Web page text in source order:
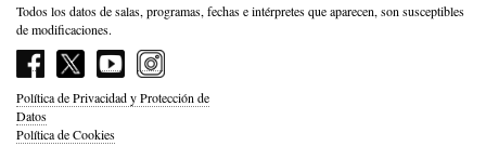
Todos los datos de salas, programas, fechas e intérpretes que aparecen, son susceptibles
de modificaciones.
Política de Privacidad y Protección de
Datos
Política de Cookies